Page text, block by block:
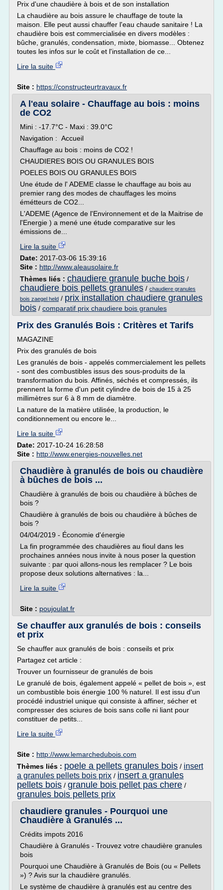
Prix d'une chaudière à bois et de son installation
La chaudière au bois assure le chauffage de toute la
maison. Elle peut aussi chauffer l'eau chaude sanitaire ! La
chaudière bois est commercialisée en divers modèles :
bûche, granulés, condensation, mixte, biomasse... Obtenez
toutes les infos sur le coût et l'installation de ce...
Lire la suite
Site : https://constructeurtravaux.fr
A l'eau solaire - Chauffage au bois : moins
de CO2
Mini : -17.7°C - Maxi : 39.0°C
Navigation : Accueil
Chauffage au bois : moins de CO2 !
CHAUDIERES BOIS OU GRANULES BOIS
POELES BOIS OU GRANULES BOIS
Une étude de l' ADEME classe le chauffage au bois au
premier rang des modes de chauffages les moins
émétteurs de CO2...
L'ADEME (Agence de l'Environnement et de la Maitrise de
l'Energie ) a mené une étude comparative sur les
émissions de...
Lire la suite
Date: 2017-03-06 15:39:16
Site : http://www.aleausolaire.fr
Thèmes liés : chaudiere granule buche bois /
chaudiere bois pellets granules / chaudiere granules
bois zaegel held / prix installation chaudiere granules
bois / comparatif prix chaudiere bois granules
Prix des Granulés Bois : Critères et Tarifs
MAGAZINE
Prix des granulés de bois
Les granulés de bois - appelés commercialement les pellets
- sont des combustibles issus des sous-produits de la
transformation du bois. Affinés, séchés et compressés, ils
prennent la forme d'un petit cylindre de bois de 15 à 25
millimètres sur 6 à 8 mm de diamètre.
La nature de la matière utilisée, la production, le
conditionnement ou encore le...
Lire la suite
Date: 2017-10-24 16:28:58
Site : http://www.energies-nouvelles.net
Chaudière à granulés de bois ou chaudière
à bûches de bois ...
Chaudière à granulés de bois ou chaudière à bûches de
bois ?
Chaudière à granulés de bois ou chaudière à bûches de
bois ?
04/04/2019 - Économie d'énergie
La fin programmée des chaudières au fioul dans les
prochaines années nous invite à nous poser la question
suivante : par quoi allons-nous les remplacer ? Le bois
propose deux solutions alternatives : la...
Lire la suite
Site : poujoulat.fr
Se chauffer aux granulés de bois : conseils
et prix
Se chauffer aux granulés de bois : conseils et prix
Partagez cet article :
Trouver un fournisseur de granulés de bois
Le granulé de bois, également appelé « pellet de bois », est
un combustible bois énergie 100 % naturel. Il est issu d'un
procédé industriel unique qui consiste à affiner, sécher et
compresser des sciures de bois sans colle ni liant pour
constituer de petits...
Lire la suite
Site : http://www.lemarchedubois.com
Thèmes liés : poele a pellets granules bois / insert
a granules pellets bois prix / insert a granules
pellets bois / granule bois pellet pas chere /
granules bois pellets prix
chaudiere granules - Pourquoi une
Chaudière à Granulés ...
Crédits impots 2016
Chaudière à Granulés - Trouvez votre chaudière granules
bois
Pourquoi une Chaudière à Granulés de Bois (ou « Pellets
») ? Avis sur la chaudière granulés.
Le système de chaudière à granulés est au centre des